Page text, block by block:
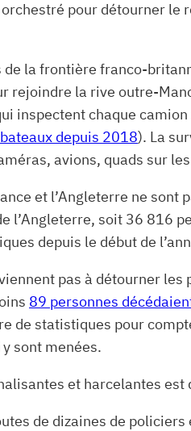
pour détourner
la frontière franco-
rejoindre la rive outre-
inspectent chaque
depuis 2018). La
avions, quads sur
et l’Angleterre ne
soit 36 816
depuis le début de
pas à détourner
89 personnes
de statistiques pour
sont menées.
et harcelantes est
de dizaines de